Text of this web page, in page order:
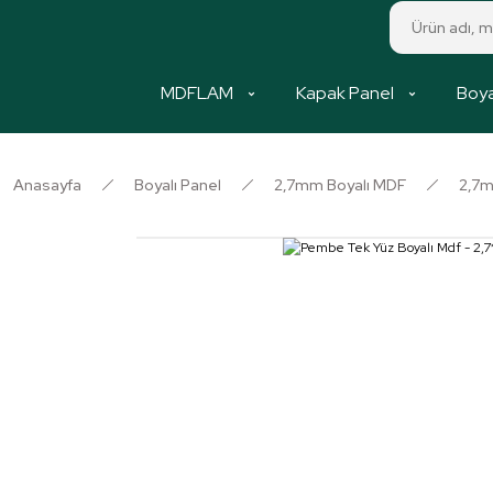
MDFLAM Kapak Panel
Anasayfa Boyalı Panel 2,7mm Boyalı MDF